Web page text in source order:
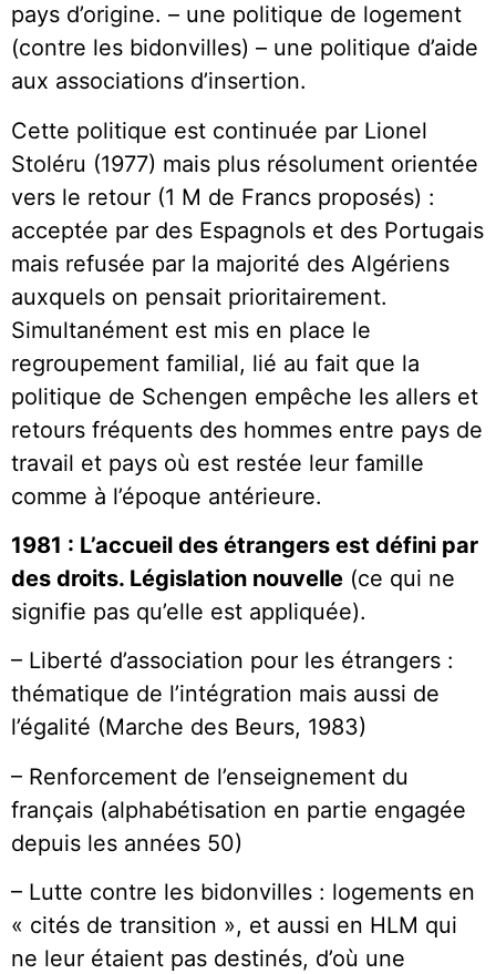
pays d’origine. – une politique de logement
(contre les bidonvilles) – une politique d’aide
aux associations d’insertion.
Cette politique est continuée par Lionel
Stoléru (1977) mais plus résolument orientée
vers le retour (1 M de Francs proposés) :
acceptée par des Espagnols et des Portugais
mais refusée par la majorité des Algériens
auxquels on pensait prioritairement.
Simultanément est mis en place le
regroupement familial, lié au fait que la
politique de Schengen empêche les allers et
retours fréquents des hommes entre pays de
travail et pays où est restée leur famille
comme à l’époque antérieure.
1981 : L’accueil des étrangers est défini par
des droits. Législation nouvelle (ce qui ne
signifie pas qu’elle est appliquée).
– Liberté d’association pour les étrangers :
thématique de l’intégration mais aussi de
l’égalité (Marche des Beurs, 1983)
– Renforcement de l’enseignement du
français (alphabétisation en partie engagée
depuis les années 50)
– Lutte contre les bidonvilles : logements en
« cités de transition », et aussi en HLM qui
ne leur étaient pas destinés, d’où une